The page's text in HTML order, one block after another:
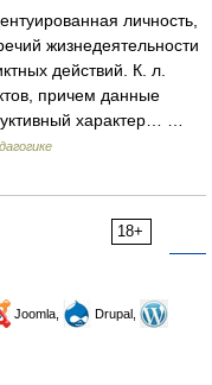
личность,
жизнедеятельности
действий. К. л.
причем данные
характер… …
18+
Joomla,
Drupal,